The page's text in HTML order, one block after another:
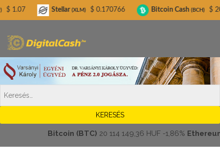
Bitcoin (BTC)20 114 149,36 HUF-1,86% Ethereum
Stellar(XLM) $ 0.170766 Bitcoin Cash (BCH) $ 207.63
Digitalcash.hu